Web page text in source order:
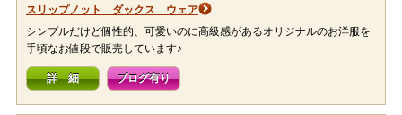
スリップノット ダックス ウェア
シンプルだけど個性的、可愛いのに高級感があるオリジナルのお洋服を
手頃なお値段で販売しています♪
詳 細 ブログ有り